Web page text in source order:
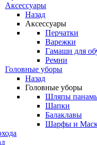
Аксессуары
Назад
Аксессуары
Перчатки
Варежки
Гамаши для
Ремни
Головные уборы
Назад
Головные уборы
Шляпы
Шапки
Балаклавы
Шарфы и